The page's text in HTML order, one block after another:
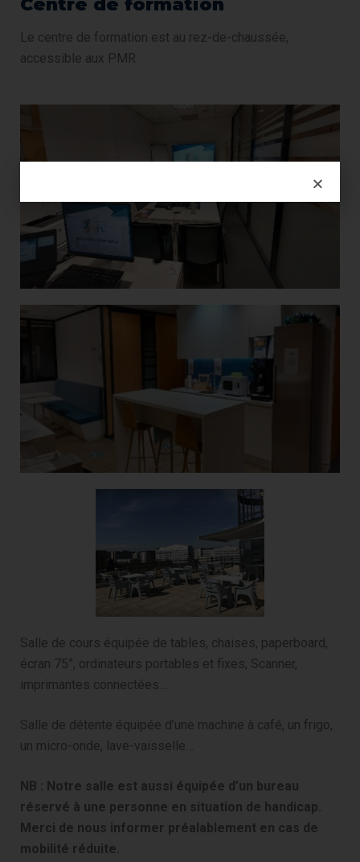
Centre de formation
Le centre de formation est au rez-de-chaussée,
accessible aux PMR
Salle de cours équipée de tables, chaises, paperboard,
écran 75”, ordinateurs portables et fixes, Scanner,
imprimantes connectées…
Salle de détente équipée d’une machine à café, un frigo,
un micro-onde, lave-vaisselle…
NB : Notre salle est aussi équipée d’un bureau
réservé à une personne en situation de handicap.
Merci de nous informer préalablement en cas de
mobilité réduite.